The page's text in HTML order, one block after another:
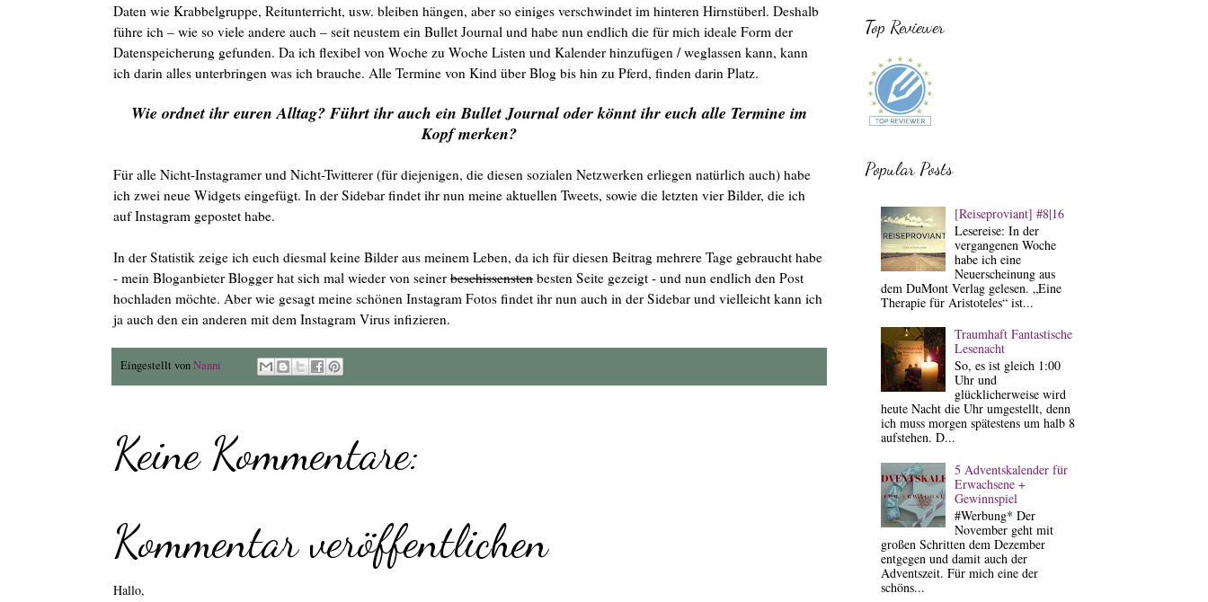
Daten wie Krabbelgruppe, Reitunterricht, usw. bleiben hängen, aber so einiges verschwindet im hinteren Hirnstüberl. Deshalb
führe ich – wie so viele andere auch – seit neustem ein Bullet Journal und habe nun endlich die für mich ideale Form der
Datenspeicherung gefunden. Da ich flexibel von Woche zu Woche Listen und Kalender hinzufügen / weglassen kann, kann
ich darin alles unterbringen was ich brauche. Alle Termine von Kind über Blog bis hin zu Pferd, finden darin Platz.
Wie ordnet ihr euren Alltag? Führt ihr auch ein Bullet Journal oder könnt ihr euch alle Termine im
Kopf merken?
Für alle Nicht-Instagramer und Nicht-Twitterer (für diejenigen, die diesen sozialen Netzwerken erliegen natürlich auch) habe
ich zwei neue Widgets eingefügt. In der Sidebar findet ihr nun meine aktuellen Tweets, sowie die letzten vier Bilder, die ich
auf Instagram gepostet habe.
In der Statistik zeige ich euch diesmal keine Bilder aus meinem Leben, da ich für diesen Beitrag mehrere Tage gebraucht habe
- mein Bloganbieter Blogger hat sich mal wieder von seiner beschissensten besten Seite gezeigt - und nun endlich den Post
hochladen möchte. Aber wie gesagt meine schönen Instagram Fotos findet ihr nun auch in der Sidebar und vielleicht kann ich
ja auch den ein anderen mit dem Instagram Virus infizieren.
Eingestellt vonNanni
Keine Kommentare:
Kommentar veröffentlichen
Hallo,
Top Reviewer
Popular Posts
[Reiseproviant] #8|16
Lesereise: In der
vergangenen Woche
habe ich eine
Neuerscheinung aus
dem DuMont Verlag gelesen. „Eine
Therapie für Aristoteles“ ist...
Traumhaft Fantastische
Lesenacht
So, es ist gleich 1:00
Uhr und
glücklicherweise wird
heute Nacht die Uhr umgestellt, denn
ich muss morgen spätestens um halb 8
aufstehen. D...
5 Adventskalender für
Erwachsene +
Gewinnspiel
#Werbung* Der
November geht mit
großen Schritten dem Dezember
entgegen und damit auch der
Adventszeit. Für mich eine der
schöns...